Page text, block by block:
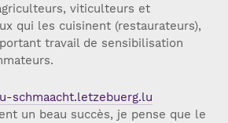
viticulteurs et
qui les cuisinent (restaurateurs),
travail de sensibilisation
schmaacht.letzebuerg.lu
un beau succès, je pense que le